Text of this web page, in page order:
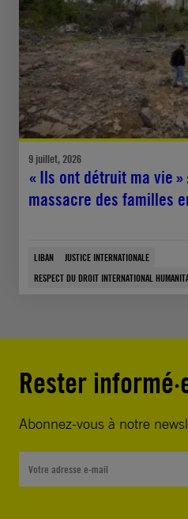
9 juillet, 2026
« Ils ont détruit ma vie
massacre des familles
LIBAN
JUSTICE INTERNATIONALE
RESPECT DU DROIT INTERNATIONAL
Rester
Abonnez-vous à notre